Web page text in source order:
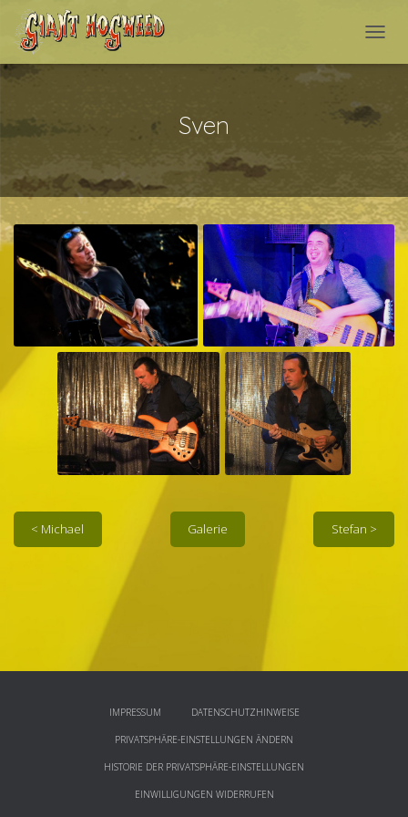
Sven
< Michael Gale­rie Ste­fan >
IMPRESSUM DATENSCHUTZHINWEISE
PRIVATSPHÄRE-EINSTELLUNGEN ÄNDERN
HISTORIE DER PRIVATSPHÄRE-EINSTELLUNGEN
EINWILLIGUNGEN WIDERRUFEN